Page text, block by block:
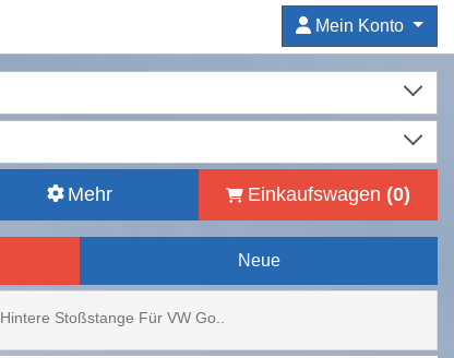
Mein Konto
Mehr Einkaufswagen (0)
Neue
Hintere Stoßstange Für VW Go..